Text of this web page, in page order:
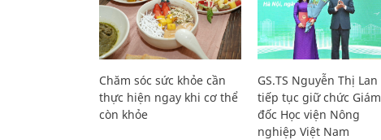
Chăm sóc sức khỏe cần
thực hiện ngay khi cơ thể
còn khỏe
GS.TS Nguyễn Thị Lan
tiếp tục giữ chức Giám
đốc Học viện Nông
nghiệp Việt Nam